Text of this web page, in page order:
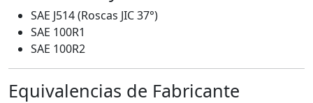
SAE J514 (Roscas JIC 37°)
SAE 100R1
SAE 100R2
Equivalencias de Fabricante